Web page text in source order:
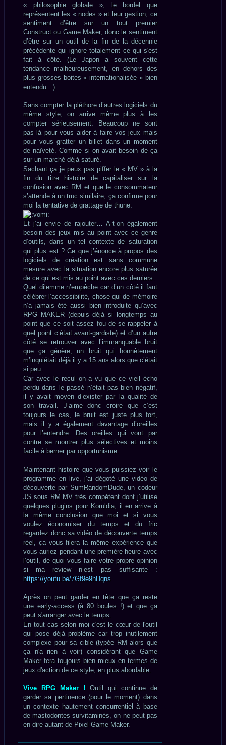
« philosophie globale », le bordel que
représentent les « nodes » et leur gestion, ce
sentiment d’être sur un tout premier
Construct ou Game Maker, donc le sentiment
d’être sur un outil de la fin de la décennie
précédente qui ignore totalement ce qui s'est
fait à côté. (Le Japon a souvent cette
tendance malheureusement, en dehors des
plus grosses boites « internationalisée » bien
entendu…)
Sans compter la pléthore d’autres logiciels du
même style, on arrive même plus à les
compter sérieusement. Beaucoup ne sont
pas là pour vous aider à faire vos jeux mais
pour vous gratter un billet dans un moment
de naïveté. Comme si on avait besoin de ça
sur un marché déjà saturé.
Sachant ça je peux pas piffer le « MV » à la
fin du titre histoire de capitaliser sur la
confusion avec RM et que le consommateur
s’attende à un truc similaire, ça confirme pour
moi la tentative de grattage de thune.
Et j’ai envie de rajouter… A-t-on également
besoin des jeux mis au point avec ce genre
d’outils, dans un tel contexte de saturation
qui plus est ? Ce que j’énonce à propos des
logiciels de création est sans commune
mesure avec la situation encore plus saturée
de ce qui est mis au point avec ces derniers.
Quel dilemme n’empêche car d’un côté il faut
célébrer l’accessibilité, chose qui de mémoire
n’a jamais été aussi bien introduite qu’avec
RPG MAKER (depuis déjà si longtemps au
point que ce soit assez fou de se rappeler à
quel point c’était avant-gardiste) et d’un autre
côté se retrouver avec l’immanquable bruit
que ça génère, un bruit qui honnêtement
m’inquiétait déjà il y a 15 ans alors que c’était
si peu.
Car avec le recul on a vu que ce vieil écho
perdu dans le passé n’était pas bien négatif,
il y avait moyen d’exister par la qualité de
son travail. J’aime donc croire que c’est
toujours le cas, le bruit est juste plus fort,
mais il y a également davantage d’oreilles
pour l’entendre. Des oreilles qui vont par
contre se montrer plus sélectives et moins
facile à berner par opportunisme.
Maintenant histoire que vous puissiez voir le
programme en live, j’ai dégoté une vidéo de
découverte par SumRandomDude, un codeur
JS sous RM MV très compétent dont j’utilise
quelques plugins pour Koruldia, il en arrive à
la même conclusion que moi et si vous
voulez économiser du temps et du fric
regardez donc sa vidéo de découverte temps
réel, ça vous filera la même expérience que
vous auriez pendant une première heure avec
l’outil, de quoi vous faire votre propre opinion
si ma review n’est pas suffisante :
https://youtu.be/7Gf9e9hHqns
Après on peut garder en tête que ça reste
une early-access (à 80 boules !) et que ça
peut s'arranger avec le temps.
En tout cas selon moi c'est le cœur de l'outil
qui pose déjà problème car trop inutilement
complexe pour sa cible (typée RM alors que
ça n'a rien à voir) considérant que Game
Maker fera toujours bien mieux en termes de
jeux d'action de ce style, en plus abordable.
Vive RPG Maker !Outil qui continue de
garder sa pertinence (pour le moment) dans
un contexte hautement concurrentiel à base
de mastodontes survitaminés, on ne peut pas
en dire autant de Pixel Game Maker.